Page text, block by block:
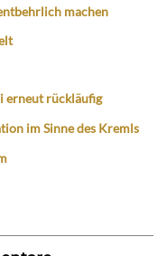
machen
erneut rückläufig
im Sinne des Kremls